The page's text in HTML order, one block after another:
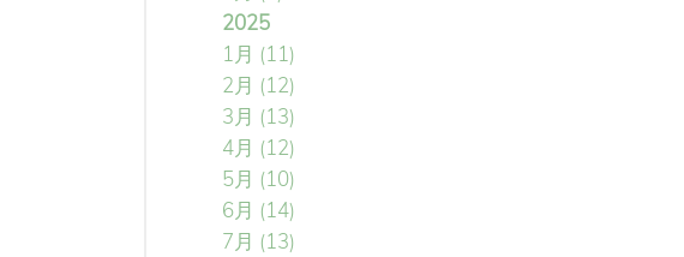
2025
1月 (11)
2月 (12)
3月 (13)
4月 (12)
5月 (10)
6月 (14)
7月 (13)